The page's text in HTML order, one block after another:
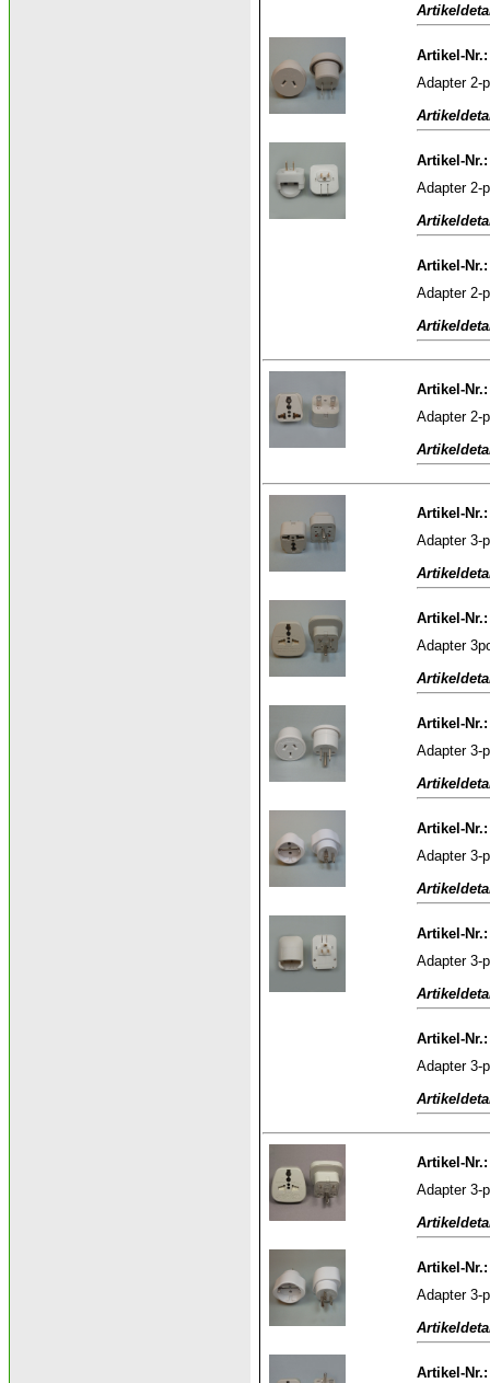
Artikel-Nr.:
Adapter 2-
Artikel-Nr.:
Adapter 2-
Artikel-Nr.:
Adapter 2-
Artikel-Nr.:
Adapter 2-
Artikel-Nr.:
Adapter 3-
Artikel-Nr.:
Adapter
Artikel-Nr.:
Adapter 3-
Artikel-Nr.:
Adapter 3-
Artikel-Nr.:
Adapter 3-
Artikel-Nr.:
Adapter 3-
Artikel-Nr.:
Adapter 3-
Artikel-Nr.:
Adapter 3-
Artikel-Nr.: